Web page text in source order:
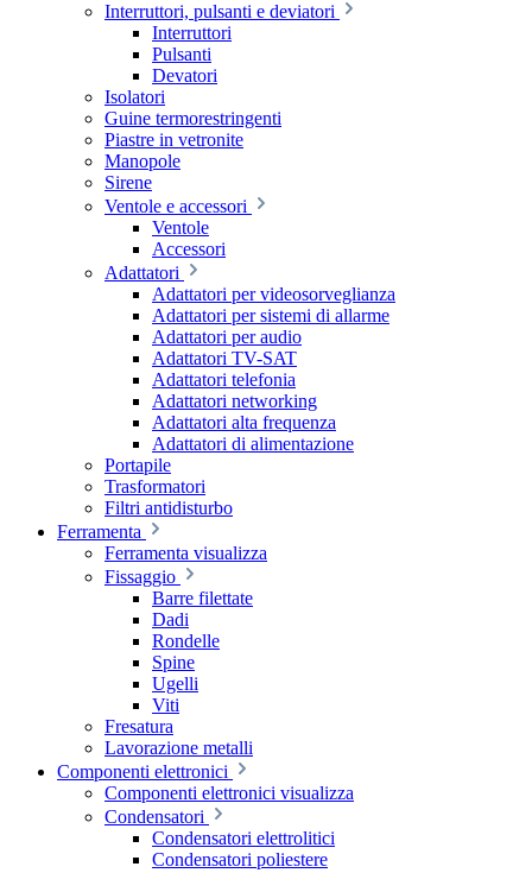
Interruttori, pulsanti e deviatori
Interruttori
Pulsanti
Devatori
Isolatori
Guine termorestringenti
Piastre in vetronite
Manopole
Sirene
Ventole e accessori
Ventole
Accessori
Adattatori
Adattatori per videosorveglianza
Adattatori per sistemi di allarme
Adattatori per audio
Adattatori TV-SAT
Adattatori telefonia
Adattatori networking
Adattatori alta frequenza
Adattatori di alimentazione
Portapile
Trasformatori
Filtri antidisturbo
Ferramenta
Ferramenta visualizza
Fissaggio
Barre filettate
Dadi
Rondelle
Spine
Ugelli
Viti
Fresatura
Lavorazione metalli
Componenti elettronici
Componenti elettronici visualizza
Condensatori
Condensatori elettrolitici
Condensatori poliestere